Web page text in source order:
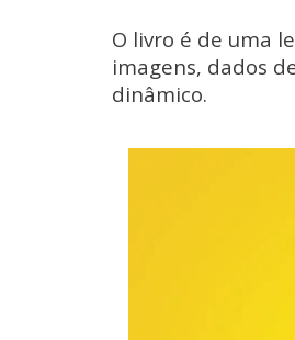
O livro é de uma
imagens, dados
dinâmico.